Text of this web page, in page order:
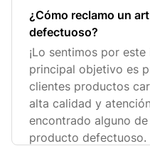
¿Cómo reclamo un
defectuoso?
¡Lo sentimos por
principal objetivo es
clientes productos
alta calidad y
encontrado alguno
producto defectuoso.